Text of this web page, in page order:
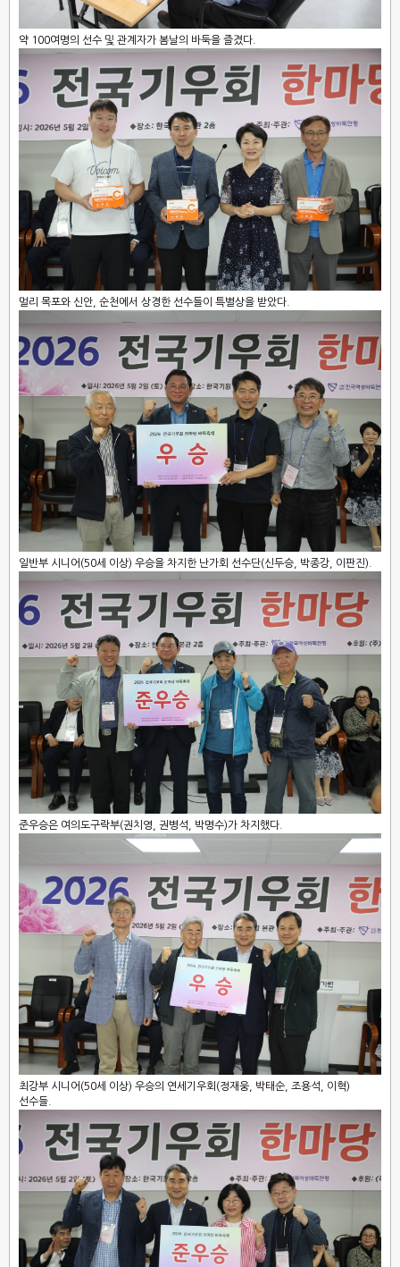
약 100여명의 선수 및 관계자가 봄날의 바둑을 즐겼다.
멀리 목포와 신안, 순천에서 상경한 선수들이 특별상을 받았다.
일반부 시니어(50세 이상) 우승을 차지한 난가회 선수단(신두승, 박종강, 이판진).
준우승은 여의도구락부(권치영, 권병석, 박명수)가 차지했다.
최강부 시니어(50세 이상) 우승의 연세기우회(정재웅, 박태순, 조용석, 이혁)
선수들.